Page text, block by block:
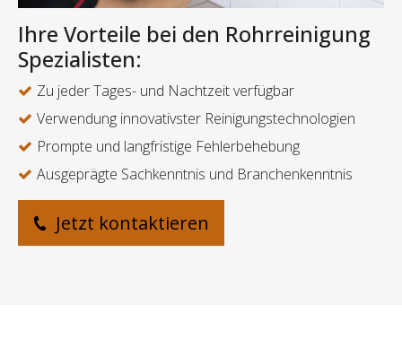
Ihre Vorteile bei den Rohrreinigung
Spezialisten:
Zu jeder Tages- und Nachtzeit verfügbar
Verwendung innovativster Reinigungstechnologien
Prompte und langfristige Fehlerbehebung
Ausgeprägte Sachkenntnis und Branchenkenntnis
Jetzt kontaktieren